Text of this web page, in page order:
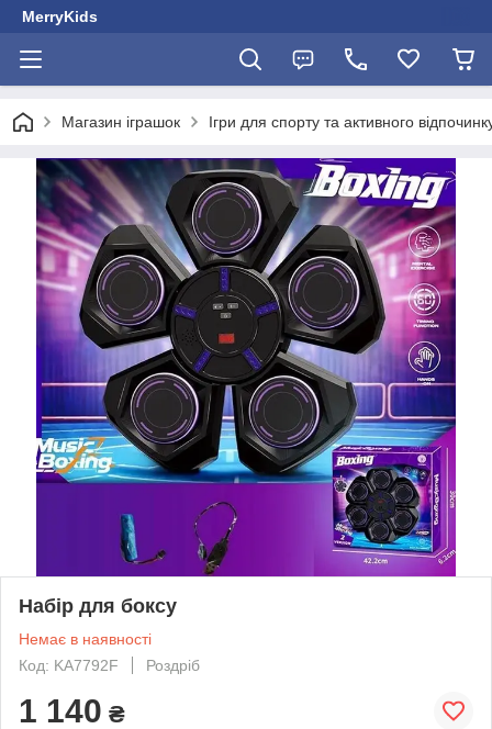
MerryKids
Магазин іграшок Ігри для спорту та активного
Набір для боксу
Немає в наявності
Код: KA7792F
Роздріб
1 140 ₴